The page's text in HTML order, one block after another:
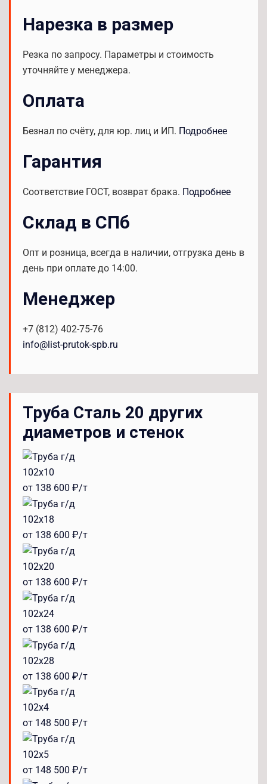
Нарезка в размер
Резка по запросу. Параметры и стоимость
уточняйте у менеджера.
Оплата
Безнал по счёту, для юр. лиц и ИП. Подробнее
Гарантия
Соответствие ГОСТ, возврат брака. Подробнее
Склад в СПб
Опт и розница, всегда в наличии, отгрузка день в
день при оплате до 14:00.
Менеджер
+7 (812) 402-75-76
info@list-prutok-spb.ru
Труба Сталь 20 других
диаметров и стенок
102x10
от 138 600 ₽/т
102x18
от 138 600 ₽/т
102x20
от 138 600 ₽/т
102x24
от 138 600 ₽/т
102x28
от 138 600 ₽/т
102x4
от 148 500 ₽/т
102x5
от 148 500 ₽/т